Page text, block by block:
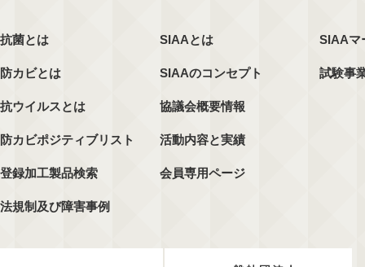
抗菌とは
防カビとは
抗ウイルスとは
防カビポジティブリスト
登録加工製品検索
法規制及び障害事例
SIAAとは
SIAAのコンセプト
協議会概要情報
活動内容と実績
会員専用ページ
SIAAマ
試験事